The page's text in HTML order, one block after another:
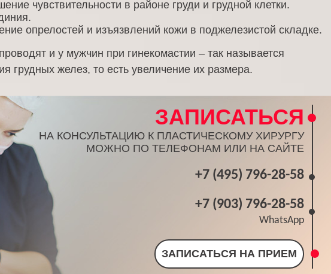
чувствительности в районе груди и грудной клетки.
опрелостей и изъязвлений кожи в поджелезистой складке.
и у мужчин при гинекомастии – так называется
грудных желез, то есть увеличение их размера.
ЗАПИСАТЬСЯ
НА КОНСУЛЬТАЦИЮ К ПЛАСТИЧЕСКОМУ ХИРУРГУ
МОЖНО ПО ТЕЛЕФОНАМ ИЛИ НА САЙТЕ
+7 (495) 796-28-58
+7 (903) 796-28-58
WhatsApp
ЗАПИСАТЬСЯ НА ПРИЕМ